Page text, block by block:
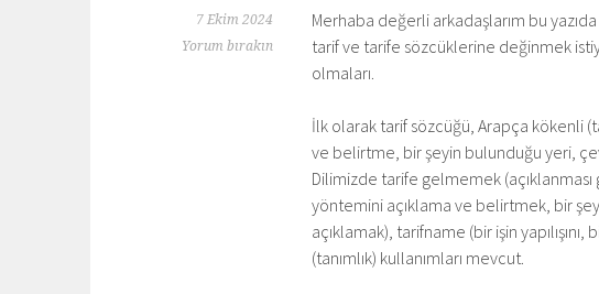
7 Ekim 2024
Yorum bırakın
Merhaba değerli arkadaşlarım bu
tarif ve tarife sözcüklerine değinmek
olmaları.
İlk olarak tarif sözcüğü, Arapça kökenli
ve belirtme, bir şeyin bulunduğu yeri,
Dilimizde tarife gelmemek
yöntemini açıklama ve belirtmek, bir
açıklamak), tarifname (bir işin
(tanımlık) kullanımları mevcut.